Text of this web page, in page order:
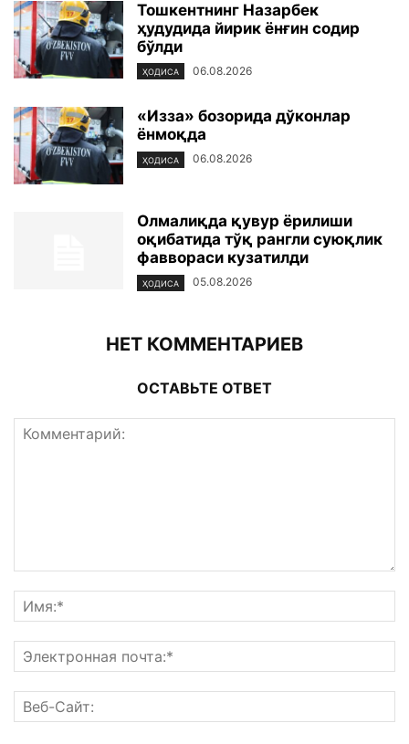
Тошкентнинг Назарбек
ҳудудида йирик ёнғин содир
бўлди
ҲОДИСА 06.08.2026
«Изза» бозорида дўконлар
ёнмоқда
ҲОДИСА 06.08.2026
Олмалиқда қувур ёрилиши
оқибатида тўқ рангли суюқлик
фаввораси кузатилди
ҲОДИСА 05.08.2026
НЕТ КОММЕНТАРИЕВ
ОСТАВЬТЕ ОТВЕТ